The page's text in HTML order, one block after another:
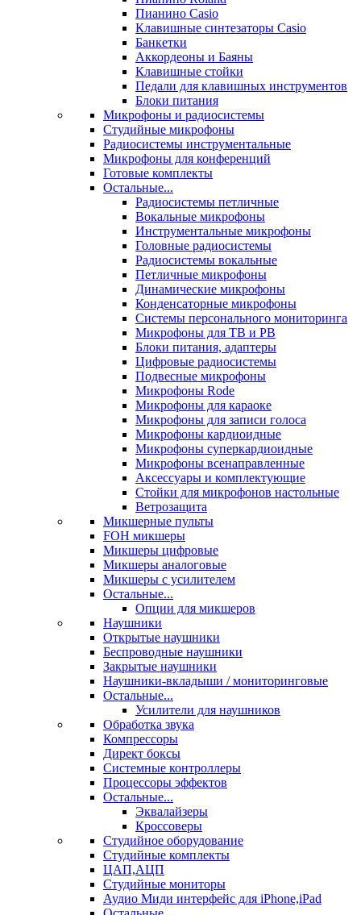
Пианино Casio
Клавишные синтезаторы Casio
Банкетки
Аккордеоны и Баяны
Клавишные стойки
Педали для клавишных инструментов
Блоки питания
Микрофоны и радиосистемы
Студийные микрофоны
Радиосистемы инструментальные
Микрофоны для конференций
Готовые комплекты
Остальные...
Радиосистемы петличные
Вокальные микрофоны
Инструментальные микрофоны
Головные радиосистемы
Радиосистемы вокальные
Петличные микрофоны
Динамические микрофоны
Конденсаторные микрофоны
Системы персонального мониторинга
Микрофоны для ТВ и РВ
Блоки питания, адаптеры
Цифровые радиосистемы
Подвесные микрофоны
Микрофоны Rode
Микрофоны для караоке
Микрофоны для записи голоса
Микрофоны кардиоидные
Микрофоны суперкардиоидные
Микрофоны всенаправленные
Аксессуары и комплектующие
Стойки для микрофонов настольные
Ветрозащита
Микшерные пульты
FOH микшеры
Микшеры цифровые
Микшеры аналоговые
Микшеры с усилителем
Остальные...
Опции для микшеров
Наушники
Открытые наушники
Беспроводные наушники
Закрытые наушники
Наушники-вкладыши / мониторинговые
Остальные...
Усилители для наушников
Обработка звука
Компрессоры
Директ боксы
Системные контроллеры
Процессоры эффектов
Остальные...
Эквалайзеры
Кроссоверы
Студийное оборудование
Студийные комплекты
ЦАП,АЦП
Студийные мониторы
Аудио Миди интерфейс для iPhone,iPad